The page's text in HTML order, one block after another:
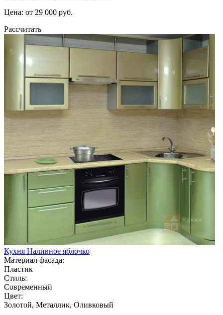
Цена: от 29 000 руб.
Рассчитать
Кухня Наливное яблочко
Материал фасада:
Пластик
Стиль:
Современный
Цвет:
Золотой, Металлик, Оливковый